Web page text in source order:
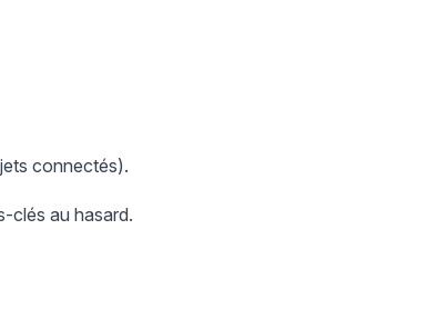
connectés).
clés au hasard.